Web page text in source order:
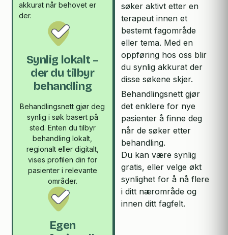
akkurat når behovet er
der.
Synlig lokalt –
der du tilbyr
behandling
Behandlingsnett gjør deg
synlig i søk basert på
sted. Enten du tilbyr
behandling lokalt,
regionalt eller digitalt,
vises profilen din for
pasienter i relevante
områder.
Egen
søker aktivt etter en
terapeut innen et
bestemt fagområde
eller tema. Med en
oppføring hos oss blir
du synlig akkurat der
disse søkene skjer.
Behandlingsnett gjør
det enklere for nye
pasienter å finne deg
når de søker etter
behandling.
Du kan være synlig
gratis, eller velge økt
synlighet for å nå flere
i ditt nærområde og
innen ditt fagfelt.